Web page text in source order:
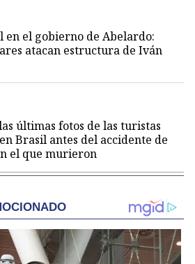
en el gobierno de Abelardo:
atacan estructura de Iván
últimas fotos de las turistas
Brasil antes del accidente de
el que murieron